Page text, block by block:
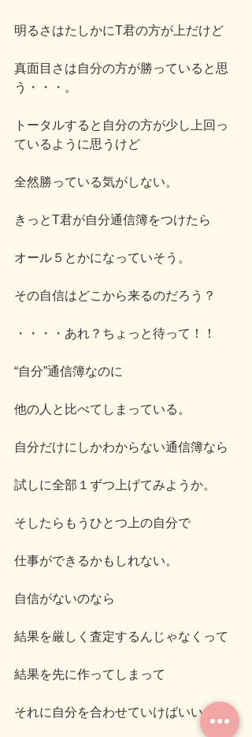
明るさはたしかにT君の方が上だけど
真面目さは自分の方が勝っていると思
う・・・。
トータルすると自分の方が少し上回っ
ているように思うけど
全然勝っている気がしない。
きっとT君が自分通信簿をつけたら
オール５とかになっていそう。
その自信はどこから来るのだろう？
・・・・あれ？ちょっと待って！！
“自分”通信簿なのに
他の人と比べてしまっている。
自分だけにしかわからない通信簿なら
試しに全部１ずつ上げてみようか。
そしたらもうひとつ上の自分で
仕事ができるかもしれない。
自信がないのなら
結果を厳しく査定するんじゃなくって
結果を先に作ってしまって
それに自分を合わせていけばいい。